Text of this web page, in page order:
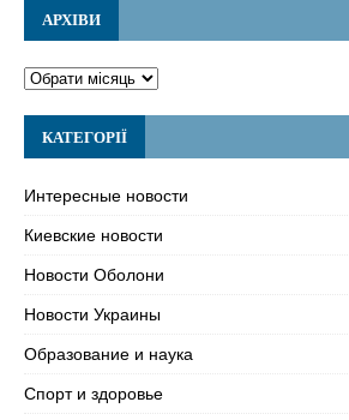
АРХІВИ
КАТЕГОРІЇ
Интересные новости
Киевские новости
Новости Оболони
Новости Украины
Образование и наука
Спорт и здоровье